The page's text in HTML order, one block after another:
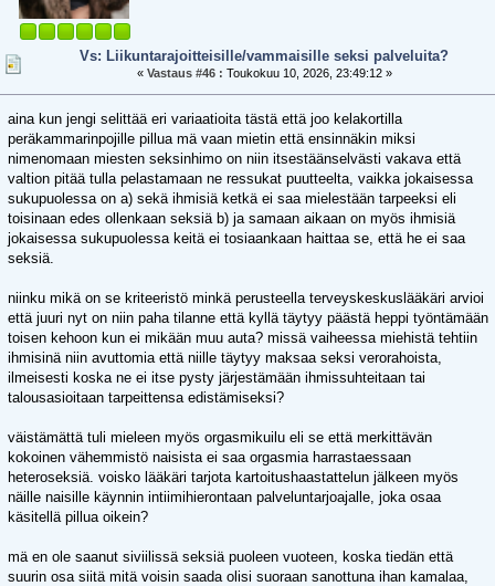
Vs: Liikuntarajoitteisille/vammaisille seksi palveluita?
« Vastaus #46 : Toukokuu 10, 2026, 23:49:12 »
aina kun jengi selittää eri variaatioita tästä että joo kelakortilla
peräkammarinpojille pillua mä vaan mietin että ensinnäkin miksi
nimenomaan miesten seksinhimo on niin itsestäänselvästi vakava että
valtion pitää tulla pelastamaan ne ressukat puutteelta, vaikka jokaisessa
sukupuolessa on a) sekä ihmisiä ketkä ei saa mielestään tarpeeksi eli
toisinaan edes ollenkaan seksiä b) ja samaan aikaan on myös ihmisiä
jokaisessa sukupuolessa keitä ei tosiaankaan haittaa se, että he ei saa
seksiä.
niinku mikä on se kriteeristö minkä perusteella terveyskeskuslääkäri arvioi
että juuri nyt on niin paha tilanne että kyllä täytyy päästä heppi työntämään
toisen kehoon kun ei mikään muu auta? missä vaiheessa miehistä tehtiin
ihmisinä niin avuttomia että niille täytyy maksaa seksi verorahoista,
ilmeisesti koska ne ei itse pysty järjestämään ihmissuhteitaan tai
talousasioitaan tarpeittensa edistämiseksi?
väistämättä tuli mieleen myös orgasmikuilu eli se että merkittävän
kokoinen vähemmistö naisista ei saa orgasmia harrastaessaan
heteroseksiä. voisko lääkäri tarjota kartoitushaastattelun jälkeen myös
näille naisille käynnin intiimihierontaan palveluntarjoajalle, joka osaa
käsitellä pillua oikein?
mä en ole saanut siviilissä seksiä puoleen vuoteen, koska tiedän että
suurin osa siitä mitä voisin saada olisi suoraan sanottuna ihan kamalaa,